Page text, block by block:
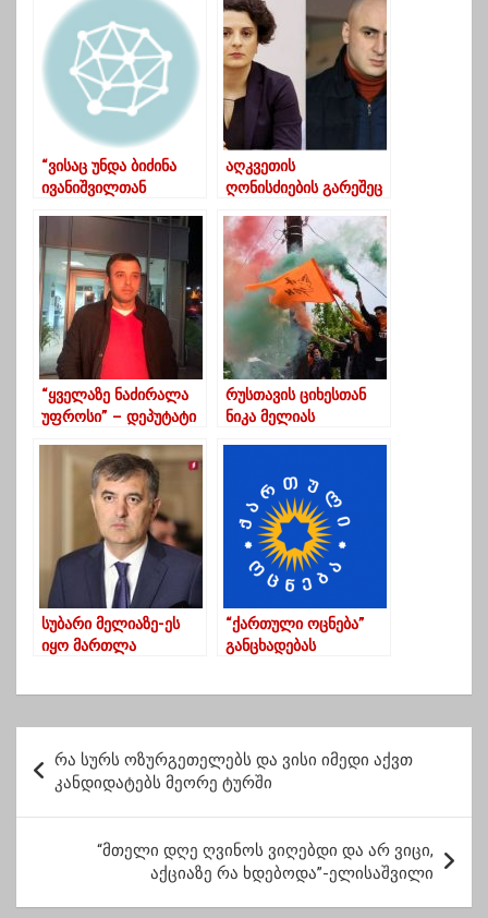
გაღატაკებული”..
“ვისაც უნდა ბიძინა
ივანიშვილთან
ესტუმროს ,
სააკაშვილს კი კიევში”
აღკვეთის
ღონისძიების გარეშეც
მეზვრიშვილი მელიაზე
“ყველაზე ნაძირალა
უფროსი” – დეპუტატი
შეფის წინააღმდეგ
რუსთავის ციხესთან
ნიკა მელიას
სუბარი მელიაზე-ეს
იყო მართლა
“ქართული ოცნება”
განცხადებას
ო
ს
რა სურს ოზურგეთელებს და ვისი იმედი აქვთ
კანდიდატებს მეორე ტურში
“მთელი დღე ღვინოს ვიღებდი და არ ვიცი,
აქციაზე რა ხდებოდა”-ელისაშვილი